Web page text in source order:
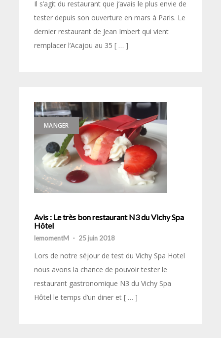
Il s’agit du restaurant que j’avais le plus envie de
tester depuis son ouverture en mars à Paris. Le
dernier restaurant de Jean Imbert qui vient
remplacer l’Acajou au 35 [ … ]
MANGER
Avis : Le très bon restaurant N3 du Vichy Spa
Hôtel
lemomentM - 25 juin 2018
Lors de notre séjour de test du Vichy Spa Hotel
nous avons la chance de pouvoir tester le
restaurant gastronomique N3 du Vichy Spa
Hôtel le temps d’un diner et [ … ]